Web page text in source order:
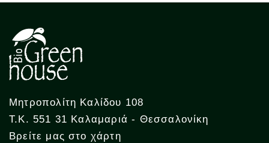
Μητροπολίτη Καλίδου 108
Τ.Κ. 551 31 Καλαμαριά - Θεσσαλονίκη
Βρείτε μας στο χάρτη